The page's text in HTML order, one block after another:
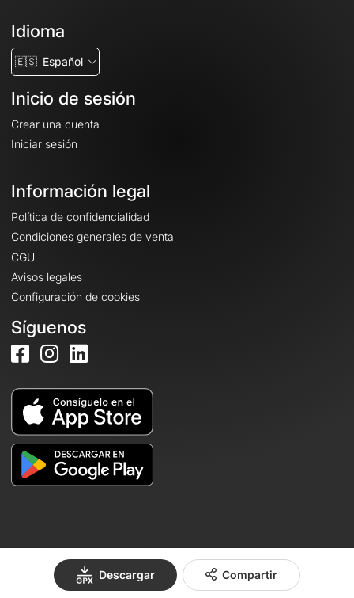
Descargar Compartir
Idioma
🇪🇸 Español
Inicio de sesión
Crear una cuenta
Iniciar sesión
Información legal
Política de confidencialidad
Condiciones generales de venta
CGU
Avisos legales
Configuración de cookies
Síguenos